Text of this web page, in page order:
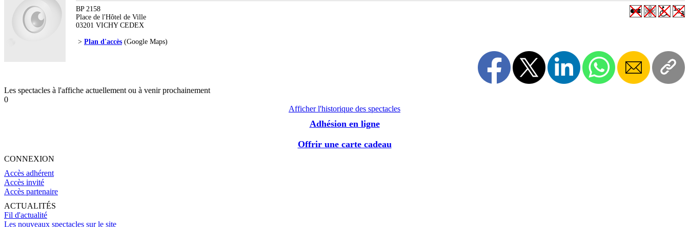
BP 2158
Place de l'Hôtel de Ville
03201 VICHY CEDEX
> Plan d'accès (Google Maps)
Les spectacles à l'affiche actuellement ou à venir prochainement
0
Afficher l'historique des spectacles
Adhésion en ligne
Offrir une carte cadeau
CONNEXION
Accès adhérent
Accès invité
Accès partenaire
ACTUALITÉS
Fil d'actualité
Les nouveaux spectacles sur le site